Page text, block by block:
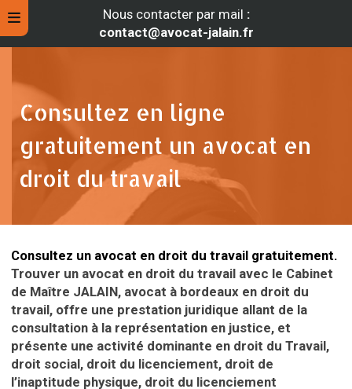
Nous contacter par mail :
contact@avocat-jalain.fr
Consultez en ligne
gratuitement un avocat en
droit du travail
Consultez un avocat en droit du travail gratuitement.
Trouver un avocat en droit du travail avec le Cabinet
de Maître JALAIN, avocat à bordeaux en droit du
travail, offre une prestation juridique allant de la
consultation à la représentation en justice, et
présente une activité dominante en droit du Travail,
droit social, droit du licenciement, droit de
l’inaptitude physique, droit du licenciement